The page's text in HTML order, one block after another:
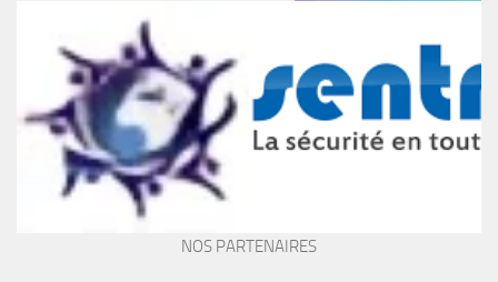
NOS PARTENAIRES